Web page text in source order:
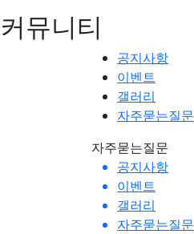
커뮤니티
공지사항
이벤트
갤러리
자주묻는질문
자주묻는질문
공지사항
이벤트
갤러리
자주묻는질문